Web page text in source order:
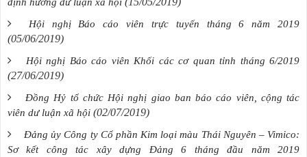
Hội nghị Báo cáo viên trực tuyến tháng 6 năm 2019
(05/06/2019)
Hội nghị Báo cáo viên Khối các cơ quan tỉnh tháng 6/2019
(27/06/2019)
Đồng Hỷ tổ chức Hội nghị giao ban báo cáo viên, cộng tác
viên dư luận xã hội (02/07/2019)
Đảng ủy Công ty Cổ phần Kim loại màu Thái Nguyên – Vimico:
Sơ kết công tác xây dựng Đảng 6 tháng đầu năm 2019